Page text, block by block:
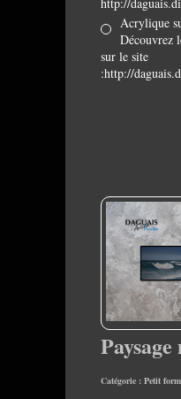
http://
Acrylique
Découvrez
sur le site
:http://
Catégorie : Petit